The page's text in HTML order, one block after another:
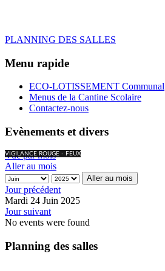
PLANNING DES SALLES
Menu rapide
ECO-LOTISSEMENT Communal
Menus de la Cantine Scolaire
Contactez-nous
Evènements et divers
VIGILANCE ROUGE - FEUX
Vue par mois
Aller au mois
Aller au mois
Jour précédent
Mardi 24 Juin 2025
Jour suivant
No events were found
Planning des salles